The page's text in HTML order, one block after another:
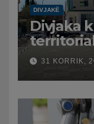
DIVJAKË
Divjaka
protestë.
31 KORRIK,